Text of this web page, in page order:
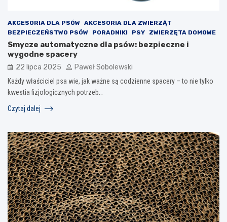
AKCESORIA DLA PSÓW AKCESORIA DLA ZWIERZĄT
BEZPIECZEŃSTWO PSÓW
PORADNIKI PSY ZWIERZĘTA DOMOWE
Smycze automatyczne dla psów: bezpieczne i
wygodne spacery
22 lipca 2025 Paweł Sobolewski
Każdy właściciel psa wie, jak ważne są codzienne spacery – to nie tylko
kwestia fizjologicznych potrzeb…
Czytaj dalej